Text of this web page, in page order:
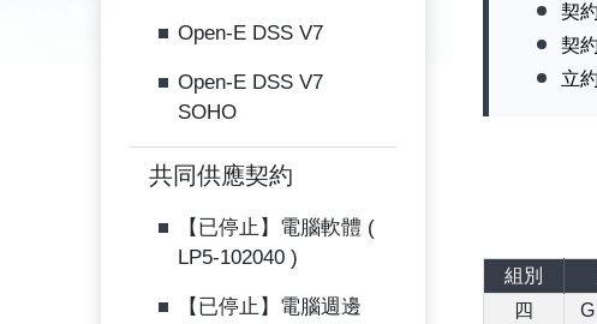
Open-E DSS V7
Open-E DSS V7
SOHO
共同供應契約
【已停止】電腦軟體 (
LP5-102040 )
【已停止】電腦週邊
契
契
立
組別
四